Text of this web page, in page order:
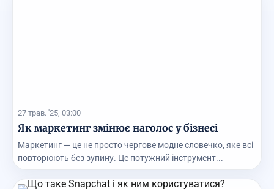
27 трав. '25, 03:00
Як маркетинг змінює наголос у бізнесі
Маркетинг — це не просто чергове модне словечко, яке всі
повторюють без зупину. Це потужний інструмент...